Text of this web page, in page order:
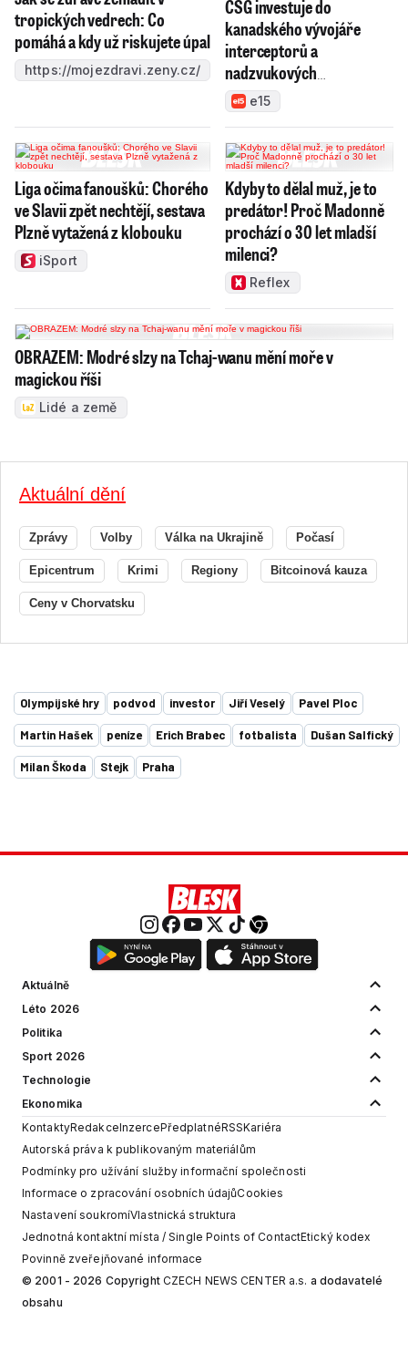
tropických vedrech: Co
pomáhá a kdy už riskujete úpal
https://mojezdravi.zeny.cz/
CSG investuje do
kanadského vývojáře
interceptorů a
nadzvukových
technologií, chce výrobky
prosadit v NATO
e15
Liga očima fanoušků: Chorého
ve Slavii zpět nechtějí, sestava
Plzně vytažená z klobouku
iSport
Kdyby to dělal muž, je to
predátor! Proč Madonně
prochází o 30 let mladší
milenci?
Reflex
OBRAZEM: Modré slzy na Tchaj-wanu mění moře v
magickou říši
Lidé a země
Aktuální dění
Zprávy Volby Válka na Ukrajině Počasí
Epicentrum Krimi Regiony Bitcoinová kauza
Ceny v Chorvatsku
Olympijské hry podvod investor Jiří Veselý Pavel Ploc
Martin Hašek peníze Erich Brabec fotbalista Dušan Salfický
Milan Škoda Stejk Praha
Aktuálně
Léto 2026
Politika
Sport 2026
Technologie
Ekonomika
KontaktyRedakceInzercePředplatnéRSSKariéra
Autorská práva k publikovaným materiálům
Podmínky pro užívání služby informační společnosti
Informace o zpracování osobních údajůCookies
Nastavení soukromíVlastnická struktura
Jednotná kontaktní místa / Single Points of ContactEtický kodex
Povinně zveřejňované informace
© 2001 - 2026 Copyright CZECH NEWS CENTER a.s. a dodavatelé
obsahu